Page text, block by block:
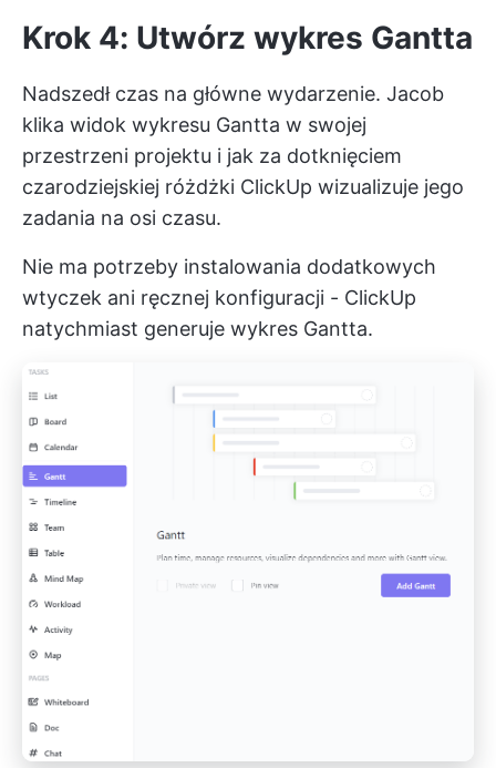
Krok 4: Utwórz wykres Gantta
Nadszedł czas na główne wydarzenie. Jacob
klika widok wykresu Gantta w swojej
przestrzeni projektu i jak za dotknięciem
czarodziejskiej różdżki ClickUp wizualizuje jego
zadania na osi czasu.
Nie ma potrzeby instalowania dodatkowych
wtyczek ani ręcznej konfiguracji - ClickUp
natychmiast generuje wykres Gantta.